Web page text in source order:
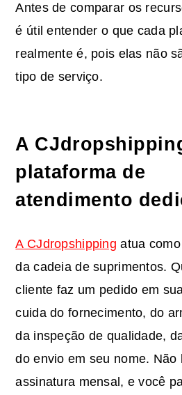
Antes de comparar os
é útil entender o que cada
realmente é, pois elas não
tipo de serviço.
A
plataforma de
atendimento
A CJdropshipping atua
da cadeia de suprimentos.
cliente faz um pedido em
cuida do fornecimento, do
da inspeção de qualidade,
do envio em seu nome. Não
assinatura mensal, e você